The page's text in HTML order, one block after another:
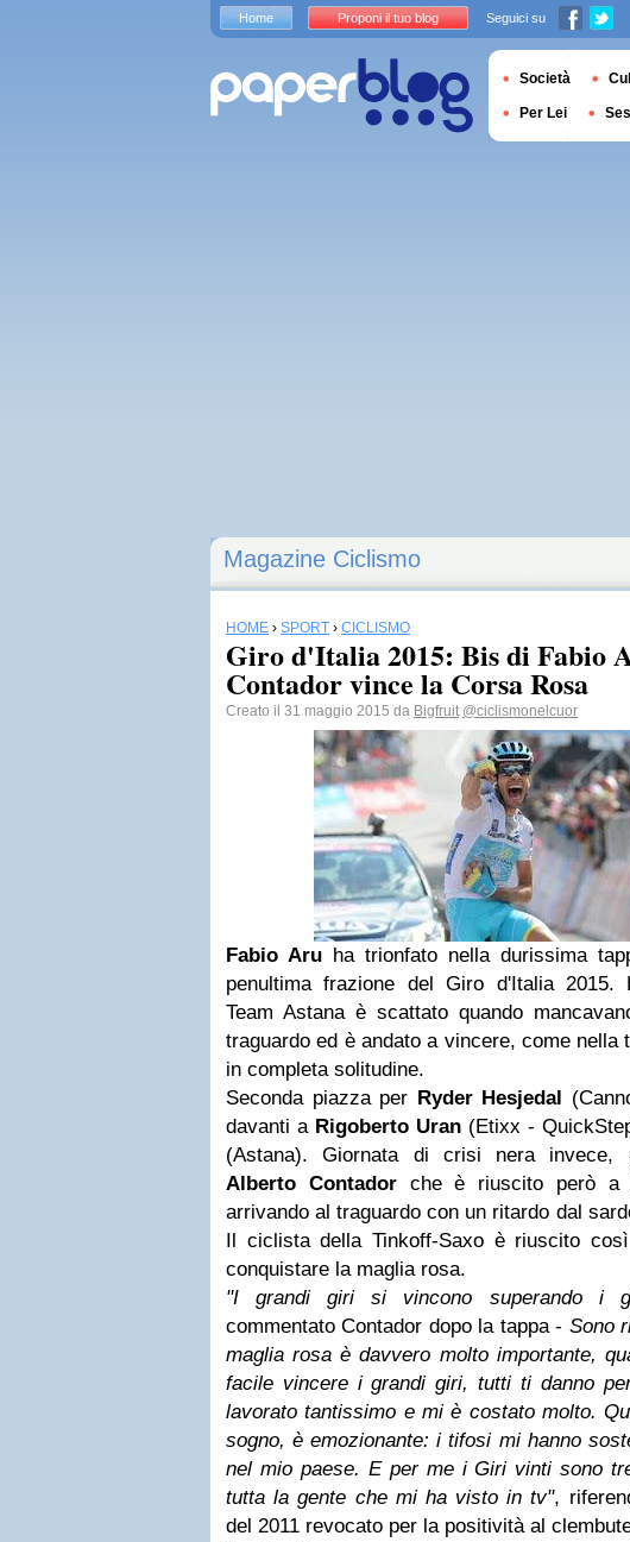
Magazine Ciclismo
HOME › SPORT › CICLISMO
Giro d'Italia 2015: Bis di Fabio
Contador vince la Corsa Rosa
Creato il 31 maggio 2015 da Bigfruit @ciclismonelcuor
Fabio Aru ha trionfato nella durissima
penultima frazione del Giro d'Italia 2015.
Team Astana è scattato quando
traguardo ed è andato a vincere, come nella
in completa solitudine.
Seconda piazza per Ryder Hesjedal
davanti aRigoberto Uran (Etixx -
(Astana). Giornata di crisi nera invece,
Alberto Contadorche è riuscito però a
arrivando al traguardo con un ritardo dal
Il ciclista della Tinkoff-Saxo è riuscito
conquistare la maglia rosa.
"I grandi giri si vincono superando i
commentato Contador dopo la tappa - Sono
maglia rosa è davvero molto importante,
facile vincere i grandi giri, tutti ti danno
lavorato tantissimo e mi è costato molto.
sogno, è emozionante: i tifosi mi hanno
nel mio paese. E per me i Giri vinti sono
tutta la gente che mi ha visto in tv",
del 2011 revocato per la positività al
Home Proponi il tuo blog Seguici su
Società
Per Lei